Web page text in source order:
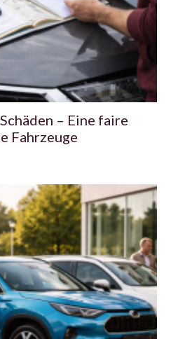
– Eine faire
Fahrzeuge